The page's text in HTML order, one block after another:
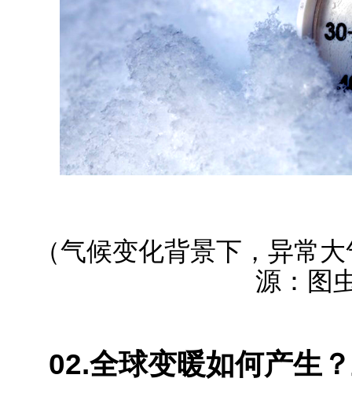
（气候变化背景下，异常
源：图
02.全球变暖如何产生